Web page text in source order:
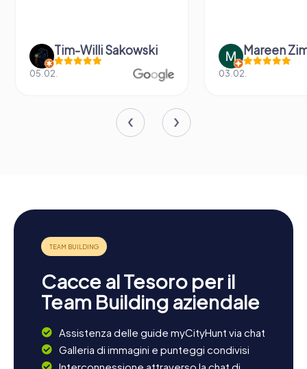
Tim-Willi Sakowski
05.02.
Mareen
03.02.
Cacce al Tesoro per il
Team Building aziendale
Assistenza delle guide myCityHunt via chat
Galleria di immagini e punteggi condivisi